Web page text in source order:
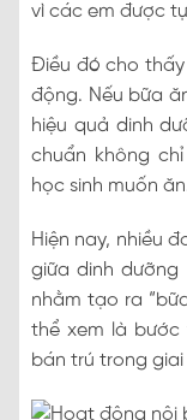
vì các em được
Điều đó cho
động. Nếu bữa
hiệu quả dinh
chuẩn không
học sinh muốn
Hiện nay, nhiều
giữa dinh
nhằm tạo ra
thể xem là bước
bán trú trong